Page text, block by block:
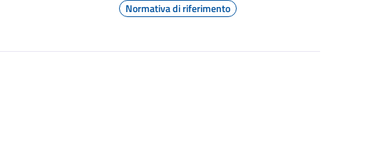
Normativa di riferimento